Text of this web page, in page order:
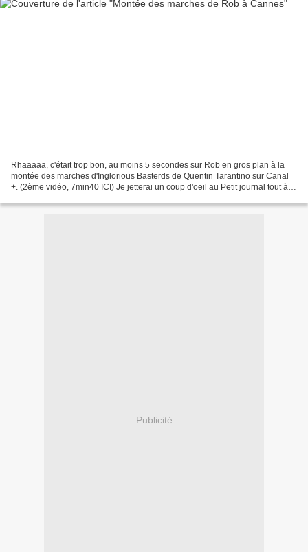
Rhaaaaa, c'était trop bon, au moins 5 secondes sur Rob en gros plan à la
montée des marches d'Inglorious Basterds de Quentin Tarantino sur Canal
+. (2ème vidéo, 7min40 ICI) Je jetterai un coup d'oeil au Petit journal tout à
Publicité